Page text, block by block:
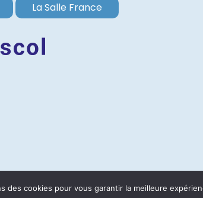
La Salle France
DU SITE MENTIONS LÉGALES
des cookies pour vous garantir la meilleure